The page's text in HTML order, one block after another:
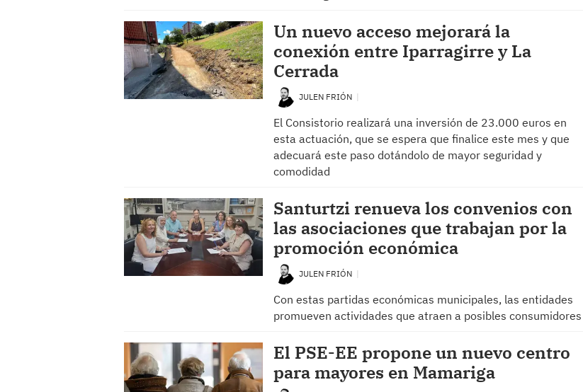
Un nuevo acceso mejorará la
conexión entre Iparragirre y La
Cerrada
JULEN FRIÓN
El Consistorio realizará una inversión de 23.000 euros en
esta actuación, que se espera que finalice este mes y que
adecuará este paso dotándolo de mayor seguridad y
comodidad
Santurtzi renueva los convenios con
las asociaciones que trabajan por la
promoción económica
JULEN FRIÓN
Con estas partidas económicas municipales, las entidades
promueven actividades que atraen a posibles consumidores
El PSE-EE propone un nuevo centro
para mayores en Mamariga